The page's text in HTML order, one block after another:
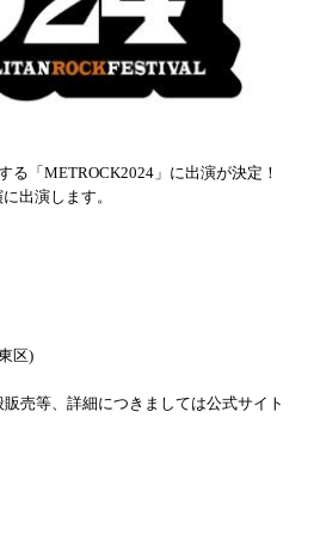
る「METROCK2024」に出演が決定！
出演します。
区)
売等、詳細につきましては公式サイト